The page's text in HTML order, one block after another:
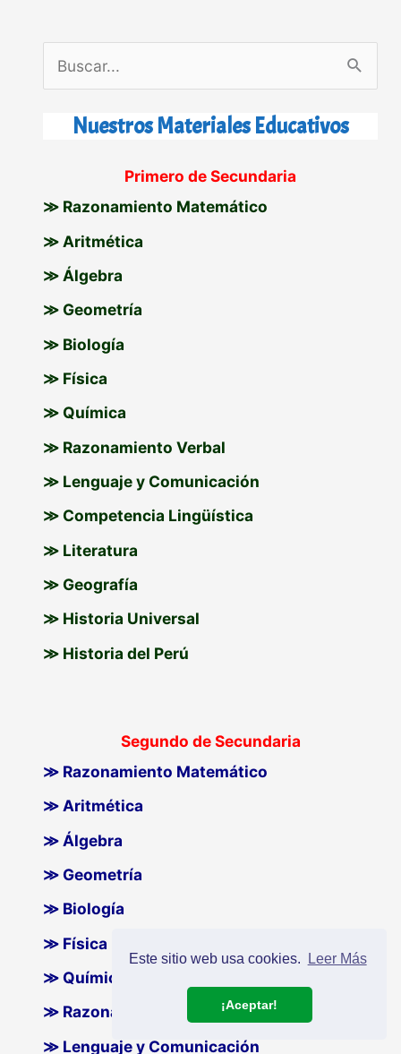
Este sitio web usa cookies. Leer Más
¡Aceptar!
u
r
p
o
Nuestros Materiales Educativos
Primero de Secundaria
≫ Razonamiento Matemático
≫ Aritmética
≫ Álgebra
≫ Geometría
≫ Biología
≫ Física
≫ Química
≫ Razonamiento Verbal
≫ Lenguaje y Comunicación
≫ Competencia Lingüística
≫ Literatura
≫ Geografía
≫ Historia Universal
≫ Historia del Perú
Segundo de Secundaria
≫ Razonamiento Matemático
≫ Aritmética
≫ Álgebra
≫ Geometría
≫ Biología
≫ Física
≫ Química
≫ Razonamiento Verbal
≫ Lenguaje y Comunicación